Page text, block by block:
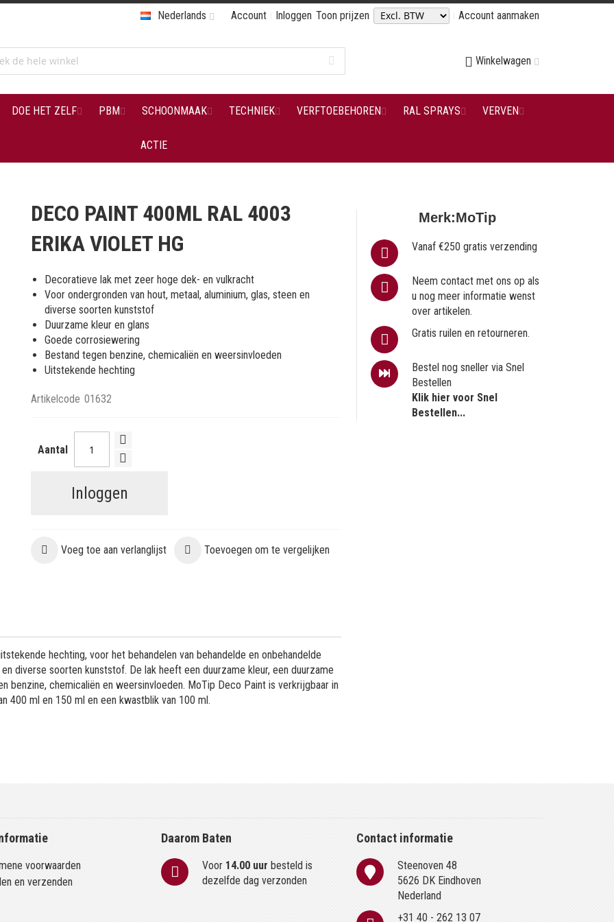
Account Inloggen Toon prijzen Account aanmaken
Nederlands
Winkelwagen
DOE HET ZELF PBM SCHOONMAAK TECHNIEK VERFTOEBEHOREN RAL SPRAYS VERVEN
ACTIE
DECO PAINT 400ML RAL 4003
ERIKA VIOLET HG
Decoratieve lak met zeer hoge dek- en vulkracht
Voor ondergronden van hout, metaal, aluminium, glas, steen en
diverse soorten kunststof
Duurzame kleur en glans
Goede corrosiewering
Bestand tegen benzine, chemicaliën en weersinvloeden
Uitstekende hechting
Artikelcode 01632
Aantal
Inloggen
Voeg toe aan verlanglijst Toevoegen om te vergelijken
Merk:MoTip
Vanaf €250 gratis verzending
Neem contact met ons op als
u nog meer informatie wenst
over artikelen.
Gratis ruilen en retourneren.
Bestel nog sneller via Snel
Bestellen
Klik hier voor Snel
Bestellen...
hechting, voor het behandelen van behandelde en onbehandelde
diverse soorten kunststof. De lak heeft een duurzame kleur, een duurzame
benzine, chemicaliën en weersinvloeden. MoTip Deco Paint is verkrijgbaar in
400 ml en 150 ml en een kwastblik van 100 ml.
voorwaarden
en verzenden
Daarom Baten
Voor 14.00 uur besteld is
dezelfde dag verzonden
Contact informatie
Steenoven 48
5626 DK Eindhoven
Nederland
+31 40 - 262 13 07